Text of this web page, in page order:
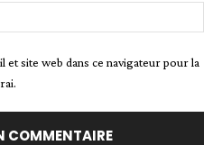
:
site web dans ce navigateur pour la